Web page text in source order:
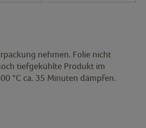
nehmen. Folie nicht
tiefgekühlte Produkt im
°C ca. 35 Minuten dämpfen.